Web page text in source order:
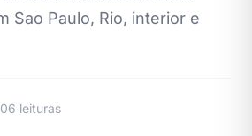
Sao Paulo, Rio, interior e
leituras